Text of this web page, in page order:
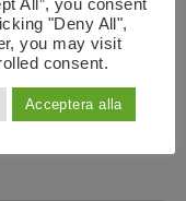
studie med
refraktärt
All”, you consent
"Deny All",
you may visit
consent.
Acceptera alla